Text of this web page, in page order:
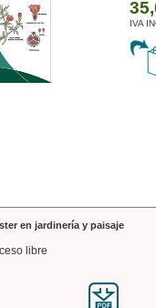
IVA
en jardinería y paisaje
libre